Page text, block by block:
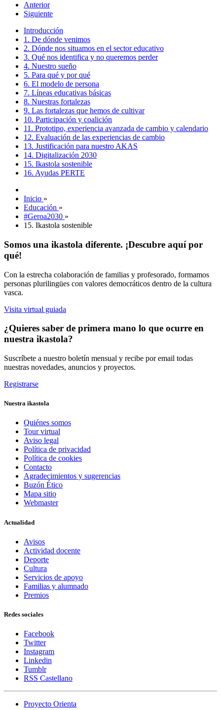
Anterior
Siguiente
Introducción
1. De dónde venimos
2. Dónde nos situamos en el sector educativo
3. Qué nos identifica y no queremos perder
4. Nuestro sueño
5. Para qué y por qué
6. El modelo de persona
7. Líneas educativas básicas
8. Nuestras fortalezas
9. Las fortalezas que hemos de cultivar
10. Participación y coalición
11. Prototipo, experiencia avanzada de cambio y calendario
12. Evaluación de las experiencias de cambio
13. Justificación para nuestro AKAS
14. Digitalización 2030
15. Ikastola sostenible
16. Ayudas PERTE
Inicio »
Educación »
#Geroa2030 »
15. Ikastola sostenible
Somos una ikastola diferente. ¡Descubre aquí por
qué!
Con la estrecha colaboración de familias y profesorado, formamos
personas plurilingües con valores democráticos dentro de la cultura
vasca.
Visita virtual guiada
¿Quieres saber de primera mano lo que ocurre en
nuestra ikastola?
Suscríbete a nuestro boletín mensual y recibe por email todas
nuestras novedades, anuncios y proyectos.
Registrarse
Nuestra ikastola
Quiénes somos
Tour virtual
Aviso legal
Política de privacidad
Política de cookies
Contacto
Agradecimientos y sugerencias
Buzón Ético
Mapa sitio
Webmaster
Actualidad
Avisos
Actividad docente
Deporte
Cultura
Servicios de apoyo
Familias y alumnado
Premios
Redes sociales
Facebook
Twitter
Instagram
Linkedin
Tumblr
RSS Castellano
Proyecto Orienta